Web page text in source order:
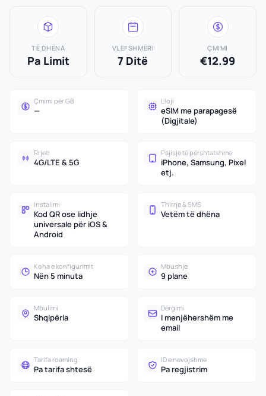
TË DHËNA
Pa Limit
VLEFSHMËRI
7 Ditë
ÇMIMI
€12.99
Çmimi për GB
—
Lloji
eSIM me parapagesë
(Digjitale)
Rrjeti
4G/LTE & 5G
Pajisje të përshtatshme
iPhone, Samsung, Pixel
etj.
Instalimi
Kod QR ose lidhje
universale për iOS &
Android
Thirrje & SMS
Vetëm të dhëna
Koha e konfigurimit
Nën 5 minuta
Mbushje
9 plane
Mbulimi
Shqipëria
Dërgimi
I menjëhershëm me
email
Tarifa roaming
Pa tarifa shtesë
ID e nevojshme
Pa regjistrim